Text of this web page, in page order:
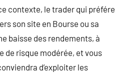
contexte, le trader qui préfére
son site en Bourse ou sa
baisse des rendements, à
de risque modérée, et vous
d’exploiter les